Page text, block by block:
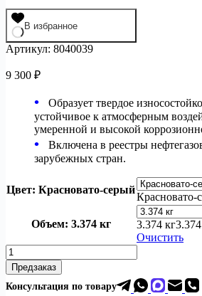
В избранное
Артикул: 8040039
9 300 ₽
Образует твердое
устойчивое к атмосферным
умеренной и высокой
Включена в реестры
зарубежных стран.
Цвет: Красновато-серый
Красновато-
Объем: 3.374 кг 3.374 кг
Очистить
Количество
товара
Эпоксидный
грунт
Предзаказ
Консультация по товару